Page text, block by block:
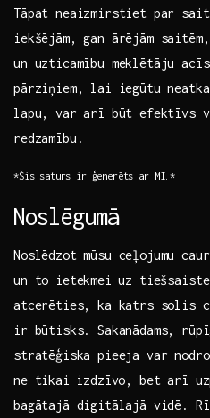
Tāpat neaizmirstiet par
iekšējām, gan ārējām
un uzticamību meklētāju
pārziņiem, lai iegūtu
lapu, var arī būt ‌efektīvs
redzamību.
*Šis ​saturs ir ģenerēts ar MI.*
Noslēgumā
Noslēdzot ​mūsu ceļojumu
un to ietekmei⁢ uz
atcerēties,‍ ka katrs solis
ir būtisks. Sakanādams,⁤
stratēģiska pieeja var
ne tikai ⁢izdzīvo, bet‌ arī
‌bagātajā digitālajā vidē.